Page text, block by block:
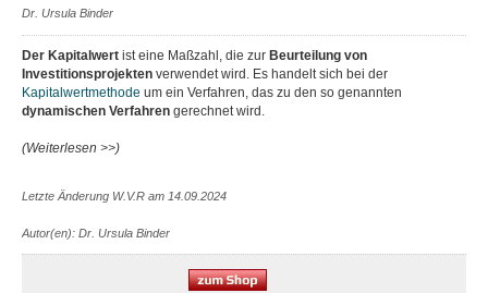
Dr. Ursula Binder
Der Kapitalwert ist eine Maßzahl, die zur Beurteilung von
Investitionsprojekten verwendet wird. Es handelt sich bei der
Kapitalwertmethode um ein Verfahren, das zu den so genannten
dynamischen Verfahren gerechnet wird.
(Weiterlesen >>)
Letzte Änderung W.V.R am 14.09.2024
Autor(en): Dr. Ursula Binder